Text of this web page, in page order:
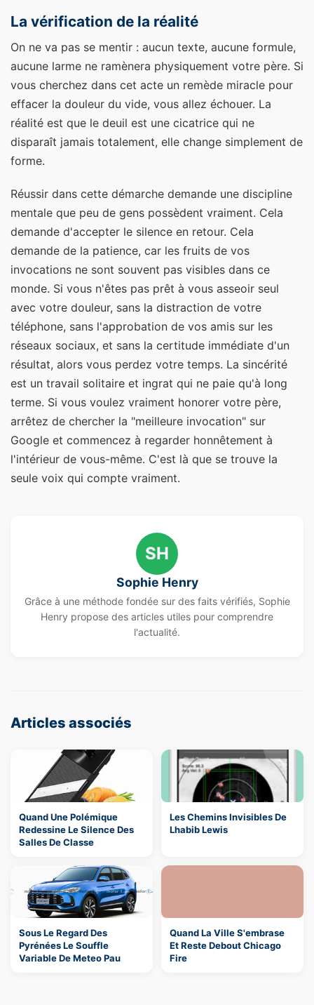
La vérification de la réalité
On ne va pas se mentir : aucun texte, aucune formule,
aucune larme ne ramènera physiquement votre père. Si
vous cherchez dans cet acte un remède miracle pour
effacer la douleur du vide, vous allez échouer. La
réalité est que le deuil est une cicatrice qui ne
disparaît jamais totalement, elle change simplement de
forme.
Réussir dans cette démarche demande une discipline
mentale que peu de gens possèdent vraiment. Cela
demande d'accepter le silence en retour. Cela
demande de la patience, car les fruits de vos
invocations ne sont souvent pas visibles dans ce
monde. Si vous n'êtes pas prêt à vous asseoir seul
avec votre douleur, sans la distraction de votre
téléphone, sans l'approbation de vos amis sur les
réseaux sociaux, et sans la certitude immédiate d'un
résultat, alors vous perdez votre temps. La sincérité
est un travail solitaire et ingrat qui ne paie qu'à long
terme. Si vous voulez vraiment honorer votre père,
arrêtez de chercher la "meilleure invocation" sur
Google et commencez à regarder honnêtement à
l'intérieur de vous-même. C'est là que se trouve la
seule voix qui compte vraiment.
SH
Sophie Henry
Grâce à une méthode fondée sur des faits vérifiés, Sophie
Henry propose des articles utiles pour comprendre
l'actualité.
Articles associés
Quand Une Polémique
Redessine Le Silence Des
Salles De Classe
Les Chemins Invisibles De
Lhabib Lewis
Sous Le Regard Des
Pyrénées Le Souffle
Variable De Meteo Pau
Quand La Ville S'embrase
Et Reste Debout Chicago
Fire